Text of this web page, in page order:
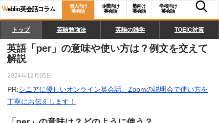
Weblio英会話コラム
個人向け
英会話
企業向け
英会話
塾向け
英会話
学校向け
英会話
トップ 英語勉強法 英語の雑学 TOEIC対策
英語「per」の意味や使い方は？例文を交えて
解説
2024年12月05日
PR:シニアに優しいオンライン英会話。Zoomの説明会で使い方を
丁寧にお伝えします！